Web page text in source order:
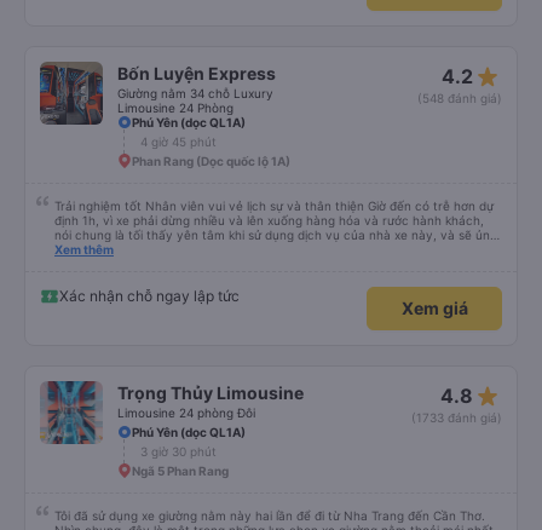
Bốn Luyện Express
Giường nằm 34 chỗ Luxury
Limousine 24 Phòng
4.2 star_rate
(548 đánh giá)
Phú Yên (dọc QL1A)
4 giờ 45 phút
Phan Rang (Dọc quốc lộ 1A)
Trải nghiệm tốt Nhân viên vui vẻ lịch sự và thân thiện Giờ đến có trễ hơn dự
định 1h, vì xe phải dừng nhiều và lên xuống hàng hóa và rước hành khách,
nói chung là tối thấy yên tâm khi sử dụng dịch vụ của nhà xe này, và sẽ ủng
hộ và giới thiệu cho người thân sử dụng dịch vụ của nhà xe này
Xem thêm
Xác nhận chỗ ngay lập tức
Xem giá
Trọng Thủy Limousine
Limousine 24 phòng Đôi
4.8 star_rate
(1733 đánh giá)
Phú Yên (dọc QL1A)
3 giờ 30 phút
Ngã 5 Phan Rang
Tôi đã sử dụng xe giường nằm này hai lần để đi từ Nha Trang đến Cần Thơ.